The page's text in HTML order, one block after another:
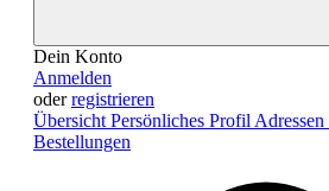
Dein Konto
Anmelden
oderregistrieren
Übersicht Persönliches Profil Adressen
Bestellungen